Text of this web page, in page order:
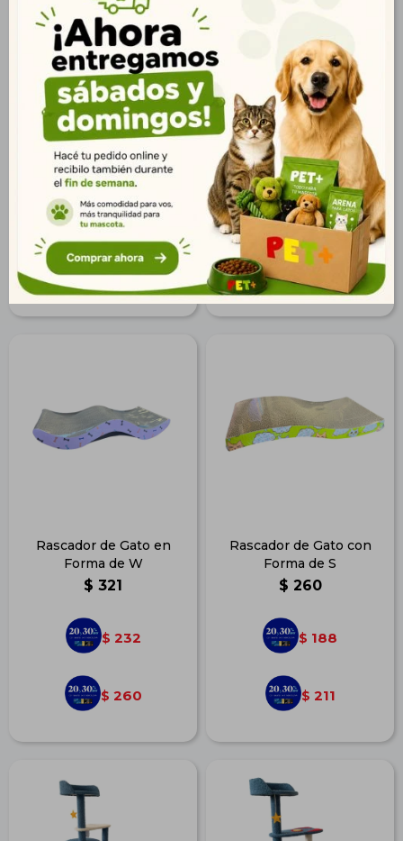
Rascador de Pie
c/Hamaca 45*30*40 cm
$ 1.863
$ 1.346
$ 1.509
Rascador de Pie 35*18*26
cm
$ 482
$ 348
390
Rascador de Gato en
Forma de W
$ 321
$ 232
$ 260
Rascador de Gato con
Forma de S
$ 260
$ 188
$ 211